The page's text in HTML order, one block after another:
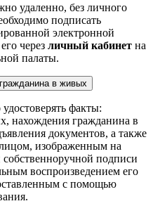
удаленно, без личного
подписать
электронной
через личный кабинет на
палаты.
в живых
факты:
нахождения гражданина в
документов, а также
изображенным на
подписи
воспроизведением его
с помощью